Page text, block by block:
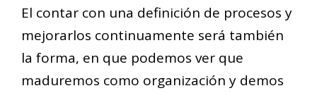
El contar con una definición de procesos y
mejorarlos continuamente será también
la forma, en que podemos ver que
maduremos como organización y demos